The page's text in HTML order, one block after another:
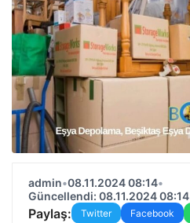
admin•08.11.2024 08:14•
Güncellendi: 08.11.2024 08:14
Paylaş: Twitter Facebook